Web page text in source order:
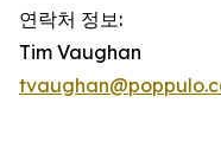
연락처 정보:
Tim Vaughan